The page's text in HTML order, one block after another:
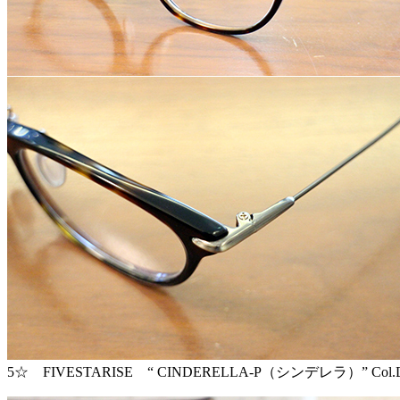
5☆ FIVESTARISE “ CINDERELLA-P（シンデレラ）”